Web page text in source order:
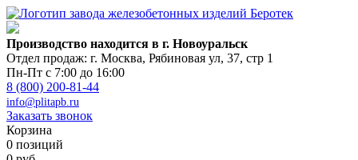
Производство находится в г. Новоуральск
Отдел продаж: г. Москва, Рябиновая ул, 37, стр 1
Пн-Пт с 7:00 до 16:00
8 (800) 200-81-44
info@plitapb.ru
Заказать звонок
Корзина
0 позиций